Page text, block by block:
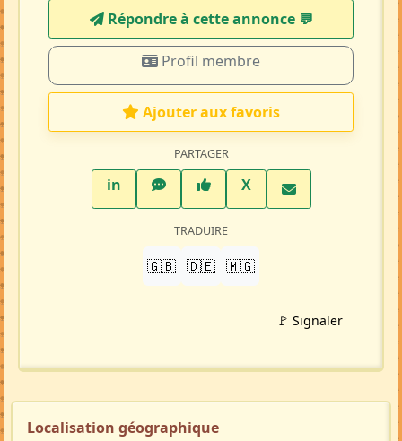
Répondre à cette annonce 💬​
Profil membre
Ajouter aux favoris
PARTAGER
inLinkedInWhatsAppFacebook
XTwitter X
TRADUIRE
🇬🇧 🇩🇪 🇲🇬
🚩 Signaler
Localisation géographique